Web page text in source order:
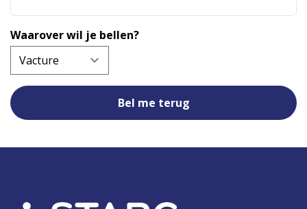
Waarover wil je bellen?